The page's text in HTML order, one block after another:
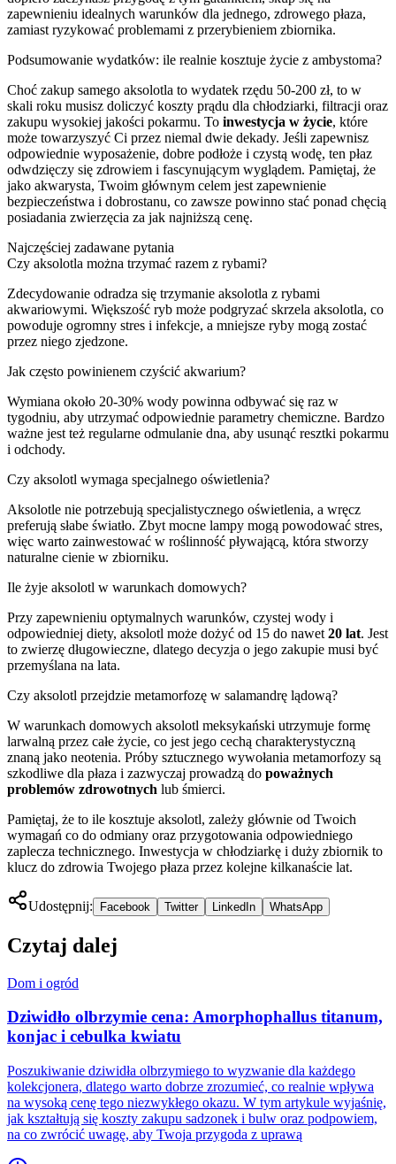
zapewnieniu idealnych warunków dla jednego, zdrowego płaza,
zamiast ryzykować problemami z przerybieniem zbiornika.
Podsumowanie wydatków: ile realnie kosztuje życie z ambystoma?
Choć zakup samego aksolotla to wydatek rzędu 50-200 zł, to w
skali roku musisz doliczyć koszty prądu dla chłodziarki, filtracji oraz
zakupu wysokiej jakości pokarmu. To inwestycja w życie, które
może towarzyszyć Ci przez niemal dwie dekady. Jeśli zapewnisz
odpowiednie wyposażenie, dobre podłoże i czystą wodę, ten płaz
odwdzięczy się zdrowiem i fascynującym wyglądem. Pamiętaj, że
jako akwarysta, Twoim głównym celem jest zapewnienie
bezpieczeństwa i dobrostanu, co zawsze powinno stać ponad chęcią
posiadania zwierzęcia za jak najniższą cenę.
Najczęściej zadawane pytania
Czy aksolotla można trzymać razem z rybami?
Zdecydowanie odradza się trzymanie aksolotla z rybami
akwariowymi. Większość ryb może podgryzać skrzela aksolotla, co
powoduje ogromny stres i infekcje, a mniejsze ryby mogą zostać
przez niego zjedzone.
Jak często powinienem czyścić akwarium?
Wymiana około 20-30% wody powinna odbywać się raz w
tygodniu, aby utrzymać odpowiednie parametry chemiczne. Bardzo
ważne jest też regularne odmulanie dna, aby usunąć resztki pokarmu
i odchody.
Czy aksolotl wymaga specjalnego oświetlenia?
Aksolotle nie potrzebują specjalistycznego oświetlenia, a wręcz
preferują słabe światło. Zbyt mocne lampy mogą powodować stres,
więc warto zainwestować w roślinność pływającą, która stworzy
naturalne cienie w zbiorniku.
Ile żyje aksolotl w warunkach domowych?
Przy zapewnieniu optymalnych warunków, czystej wody i
odpowiedniej diety, aksolotl może dożyć od 15 do nawet 20 lat. Jest
to zwierzę długowieczne, dlatego decyzja o jego zakupie musi być
przemyślana na lata.
Czy aksolotl przejdzie metamorfozę w salamandrę lądową?
W warunkach domowych aksolotl meksykański utrzymuje formę
larwalną przez całe życie, co jest jego cechą charakterystyczną
znaną jako neotenia. Próby sztucznego wywołania metamorfozy są
szkodliwe dla płaza i zazwyczaj prowadzą do poważnych
problemów zdrowotnych lub śmierci.
Pamiętaj, że to ile kosztuje aksolotl, zależy głównie od Twoich
wymagań co do odmiany oraz przygotowania odpowiedniego
zaplecza technicznego. Inwestycja w chłodziarkę i duży zbiornik to
klucz do zdrowia Twojego płaza przez kolejne kilkanaście lat.
Udostępnij: Facebook Twitter LinkedIn WhatsApp
Czytaj dalej
Dom i ogród
Dziwidło olbrzymie cena: Amorphophallus titanum,
konjac i cebulka kwiatu
Poszukiwanie dziwidła olbrzymiego to wyzwanie dla każdego
kolekcjonera, dlatego warto dobrze zrozumieć, co realnie wpływa
na wysoką cenę tego niezwykłego okazu. W tym artykule wyjaśnię,
jak kształtują się koszty zakupu sadzonek i bulw oraz podpowiem,
na co zwrócić uwagę, aby Twoja przygoda z uprawą